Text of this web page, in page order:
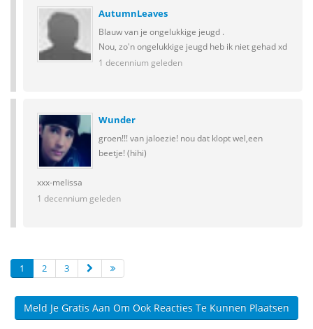
AutumnLeaves
Blauw van je ongelukkige jeugd .
Nou, zo'n ongelukkige jeugd heb ik niet gehad xd
1 decennium geleden
Wunder
groen!!! van jaloezie! nou dat klopt wel,een
beetje! (hihi)
xxx-melissa
1 decennium geleden
1 2 3
Meld Je Gratis Aan Om Ook Reacties Te Kunnen Plaatsen